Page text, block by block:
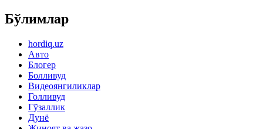
Бўлимлар
hordiq.uz
Авто
Блогер
Болливуд
Видеоянгиликлар
Голливуд
Гўзаллик
Дунё